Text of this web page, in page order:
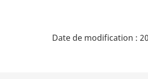
Date de modification :